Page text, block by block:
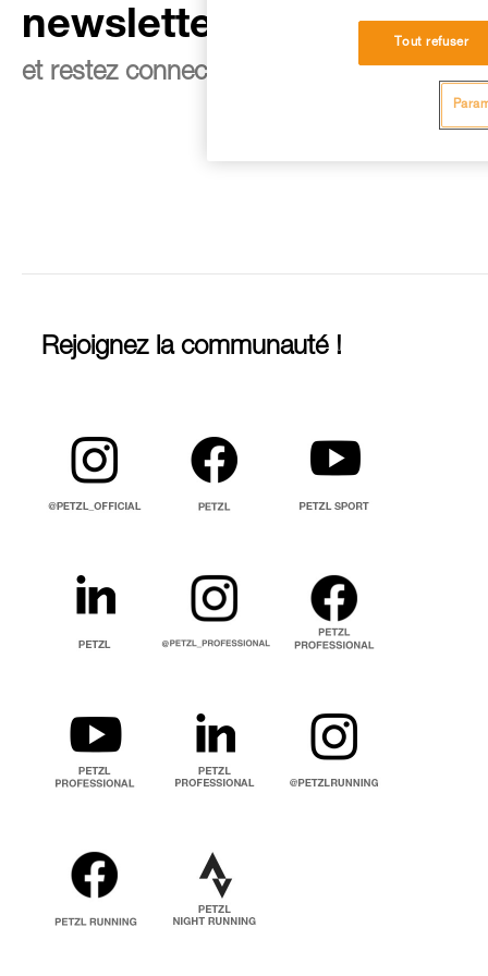
newsletter
et restez connecté à notre actualité
Rejoignez la communauté !
Tout refuser